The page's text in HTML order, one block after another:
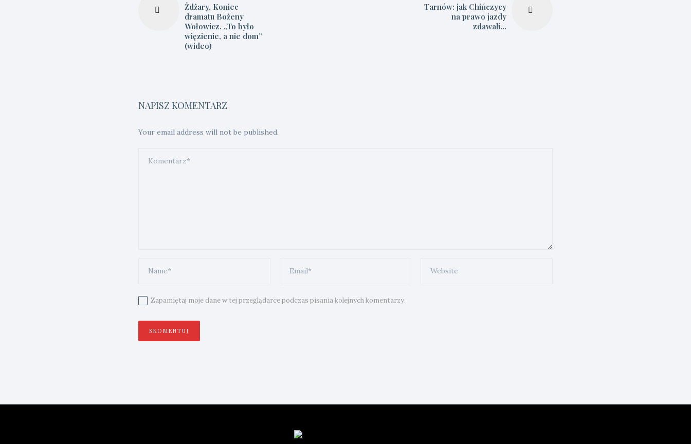
Żdżary. Koniec
dramatu Bożeny
Wołowicz. „To było
więzienie, a nie dom”
(wideo)
Tarnów: jak Chińczycy
na prawo jazdy
zdawali…
NAPISZ KOMENTARZ
Your email address will not be published.
Zapamiętaj moje dane w tej przeglądarce podczas pisania kolejnych komentarzy.